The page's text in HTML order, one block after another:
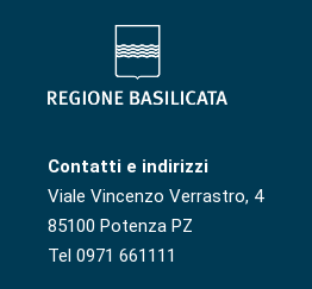
Contatti e indirizzi
Viale Vincenzo Verrastro, 4
85100 Potenza PZ
Tel 0971 661111